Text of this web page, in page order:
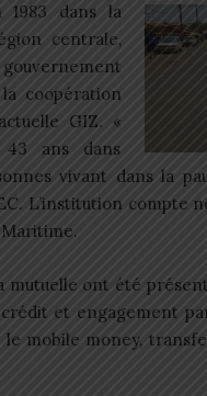
1983 dans la
centrale,
la coopération
GIZ. «
ans dans
vivant dans la
L’institution compte
Maritime.
mutuelle ont été
et engagement
mobile money,